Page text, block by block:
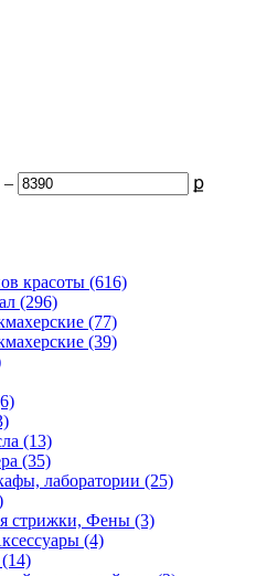
– ք
красоты (616)
(296)
(77)
(39)
(13)
(35)
лаборатории (25)
стрижки, Фены (3)
(4)
(14)